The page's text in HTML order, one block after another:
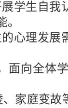
学生自我
心理发展
面向全体
家庭变